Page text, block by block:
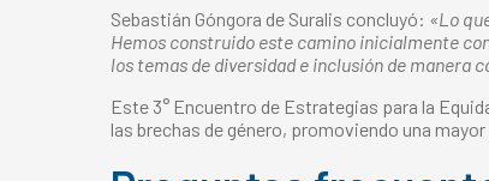
Sebastián Góngora de Suralis concluyó: «Lo
Hemos construido este camino inicialmente
los temas de diversidad e inclusión de manera
Este 3° Encuentro de Estrategias para la
las brechas de género, promoviendo una